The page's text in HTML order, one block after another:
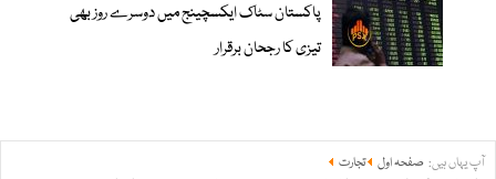
پاکستان سٹاک ایکسچینج میں دوسرے روز بھی
تیزی کا رجحان برقرار
آپ یہاں ہیں: صفحہ اول
تجارت